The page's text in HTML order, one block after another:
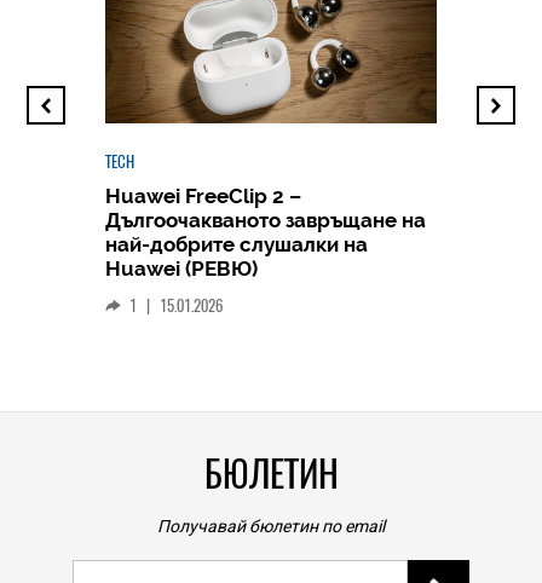
TECH
Huawei FreeClip 2 –
Дългоочакваното завръщане на
най-добрите слушалки на
Huawei (РЕВЮ)
1 | 15.01.2026
БЮЛЕТИН
Получавай бюлетин по email